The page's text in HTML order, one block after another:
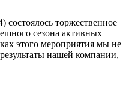
состоялось торжественное
сезона активных
этого мероприятия мы не
нашей компании,